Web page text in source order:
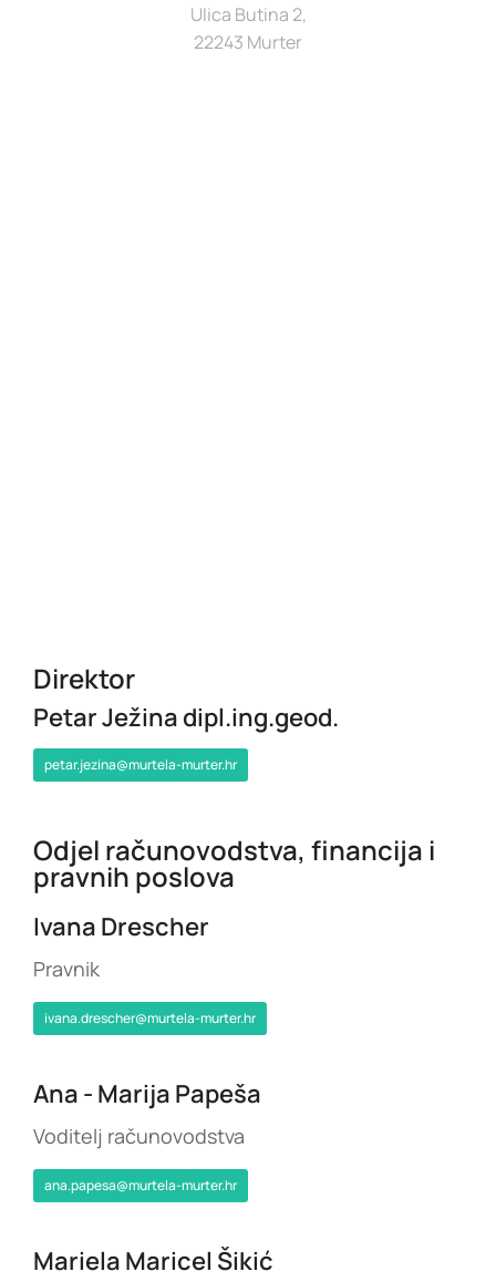
Ulica Butina 2,
22243 Murter
Direktor
Petar Ježina dipl.ing.geod.
petar.jezina@murtela-murter.hr
Odjel računovodstva, financija i
pravnih poslova
Ivana Drescher
Pravnik
ivana.drescher@murtela-murter.hr
Ana - Marija Papeša
Voditelj računovodstva
ana.papesa@murtela-murter.hr
Mariela Maricel Šikić